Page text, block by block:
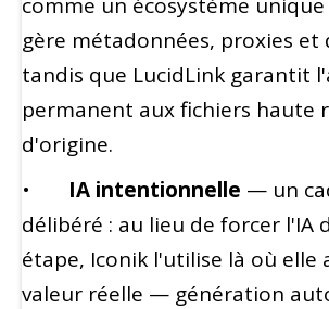
gère métadonnées, proxies et
tandis que LucidLink garantit
permanent aux fichiers haute
d'origine.
• IA intentionnelle — un
délibéré : au lieu de forcer l'IA
étape, Iconik l'utilise là où elle
valeur réelle — génération